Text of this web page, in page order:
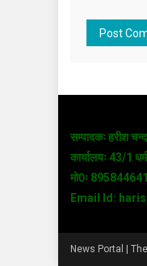
सम्पादकः हरीश
कार्यालयः 43/1
मो0ः
Email Id:
News Portal |